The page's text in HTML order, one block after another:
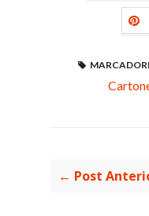
← Post